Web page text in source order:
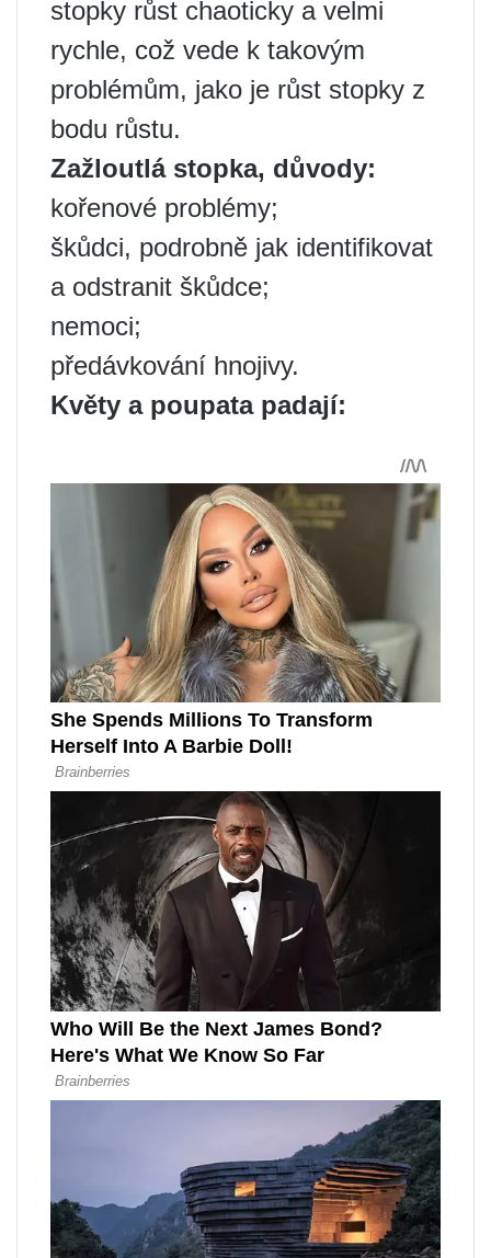
stopky růst chaoticky a velmi
rychle, což vede k takovým
problémům, jako je růst stopky z
bodu růstu.
Zažloutlá stopka, důvody:
kořenové problémy;
škůdci, podrobně jak identifikovat
a odstranit škůdce;
nemoci;
předávkování hnojivy.
Květy a poupata padají: